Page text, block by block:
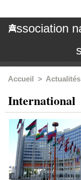
Association
Accueil > Actualités
International